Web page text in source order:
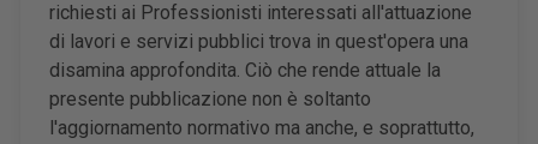
richiesti ai Professionisti interessati all'attuazione
di lavori e servizi pubblici trova in quest'opera una
disamina approfondita. Ciò che rende attuale la
presente pubblicazione non è soltanto
l'aggiornamento normativo ma anche, e soprattutto,